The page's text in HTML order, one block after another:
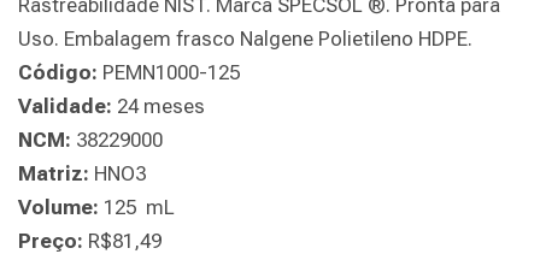
Uso. Embalagem frasco Nalgene Polietileno HDPE.
Código: PEMN1000-125
Validade: 24 meses
NCM: 38229000
Matriz: HNO3
Volume: 125 mL
Preço: R$81,49